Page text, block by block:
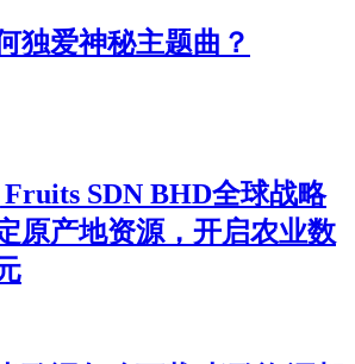
独爱神秘主题曲？
Fruits SDN BHD全球战略
原产地资源，开启农业数